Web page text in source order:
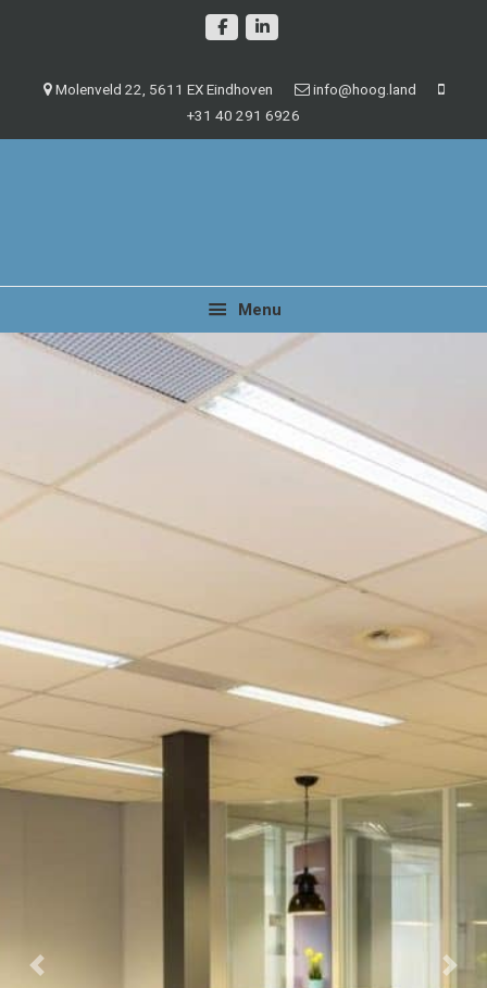
hoofdnavigatie
Molenveld 22, 5611 EX Eindhoven
info@hoog.land
+31 40 291 6926
Menu
Previous Next